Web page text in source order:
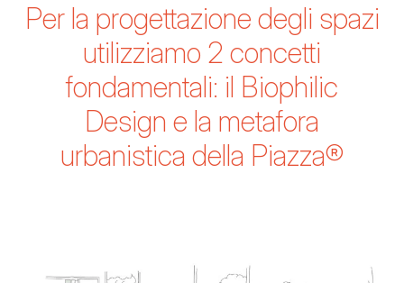
Per la progettazione degli spazi
utilizziamo 2 concetti
fondamentali: il Biophilic
Design e la metafora
urbanistica della Piazza®